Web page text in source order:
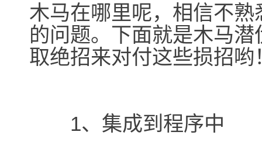
木马在哪里呢，相信不
的问题。下面就是木马
取绝招来对付这些损招哟
1、集成到程序中